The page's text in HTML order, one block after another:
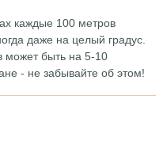
каждые 100 метров
даже на целый градус.
может быть на 5-10
- не забывайте об этом!